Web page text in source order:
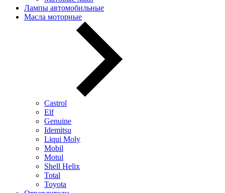
Лампы автомобильные
Масла моторные
Castrol
Elf
Genuine
Idemitsu
Liqui Moly
Mobil
Motul
Shell Helix
Total
Toyota